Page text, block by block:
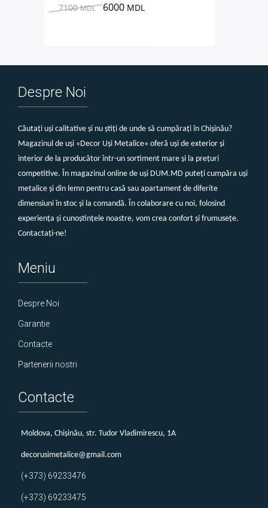
7100MDL 6000 MDL
Despre Noi
Căutați uși calitative și nu știți de unde să cumpărați în Chișinău?
Magazinul de uși «Decor Uși Metalice» oferă uși de exterior și
interior de la producător într-un sortiment mare și la prețuri
competitive. În magazinul online de uși DUM.MD puteți cumpăra uși
metalice și din lemn pentru casă sau apartament de diferite
dimensiuni în stoc și la comandă. În colaborare cu noi, folosind
experiența și cunoștințele noastre, vom crea confort și frumusețe.
Contactați-ne!
Meniu
Despre Noi
Garantie
Contacte
Partenerii nostri
Contacte
Мoldova, Chișinău, str. Tudor Vladimirescu, 1A
decorusimetalice@gmail.com
(+373) 69233476
(+373) 69233475